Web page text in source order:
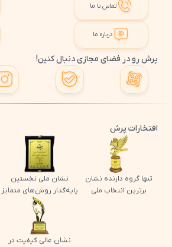
تماس با ما
درباره ما
پرش رو در فضای مجازی دنبال کنین!
افتخارات پرش
تنها گروه دارنده نشان
برترین انتخاب ملی
نشان ملی نخستین
پایه‌گذار روش‌های متمایز
نشان عالی کیفیت در